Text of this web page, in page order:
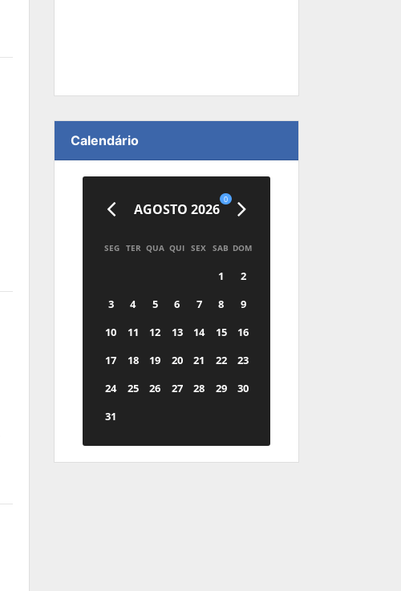
Calendário
AGOSTO 2026
0
SEG TER QUA QUI SEX SAB DOM
1
2
3
4 5 6 7 8
9
10
11 12 13 14 15
16
17
18 19 20 21 22
23
24
25 26 27 28 29
30
31